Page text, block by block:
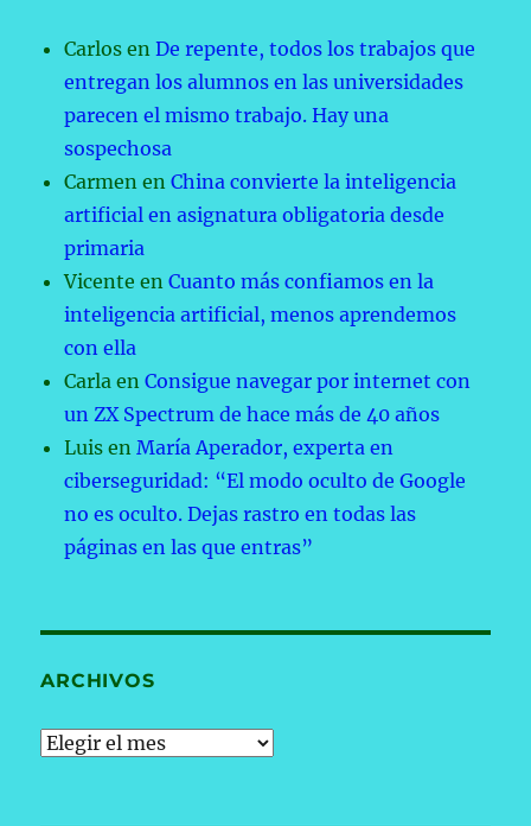
Carlos enDe repente, todos los trabajos que
entregan los alumnos en las universidades
parecen el mismo trabajo. Hay una
sospechosa
Carmen enChina convierte la inteligencia
artificial en asignatura obligatoria desde
primaria
Vicente enCuanto más confiamos en la
inteligencia artificial, menos aprendemos
con ella
Carla enConsigue navegar por internet con
un ZX Spectrum de hace más de 40 años
Luis enMaría Aperador, experta en
ciberseguridad: “El modo oculto de Google
no es oculto. Dejas rastro en todas las
páginas en las que entras”
ARCHIVOS
Archivos